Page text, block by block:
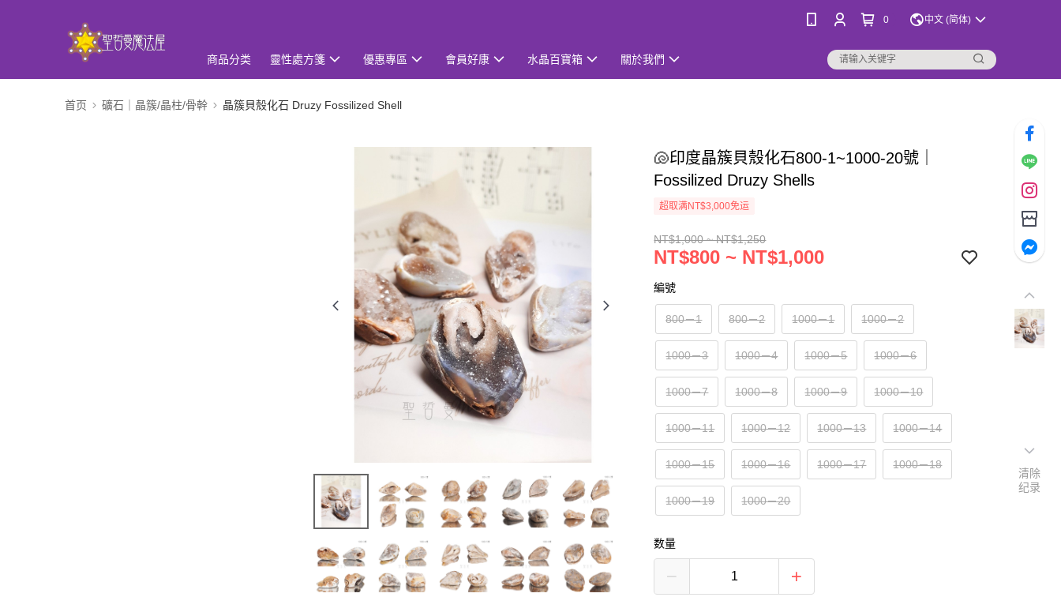
0 中文 (简体)
商品分类 靈性處方箋 優惠專區 會員好康 水晶百寶箱 關於我們
首页 礦石｜晶簇/晶柱/骨幹 晶簇貝殼化石 Druzy Fossilized Shell
🐚印度晶簇貝殼化石800-1~1000-20號｜
Fossilized Druzy Shells
超取满NT$3,000免运
NT$1,000 ~ NT$1,250
NT$800 ~ NT$1,000
編號
800－1 800－2 1000－1 1000－2
1000－3 1000－4 1000－5 1000－6
1000－7 1000－8 1000－9 1000－10
1000－11 1000－12 1000－13 1000－14
1000－15 1000－16 1000－17 1000－18
1000－19 1000－20
数量
清除
纪录